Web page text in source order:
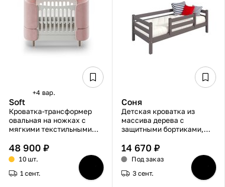
+4 вар.
Soft
Кроватка-трансформер
овальная на ножках с
мягкими текстильными
бело-розовая, 74×143×99
см
48 900 ₽
10 шт.
1 сент.
Соня
Детская кроватка из
массива дерева с
защитными бортиками,
ламелями, лавандовый
цвет, 80х190 см
14 670 ₽
Под заказ
3 сент.